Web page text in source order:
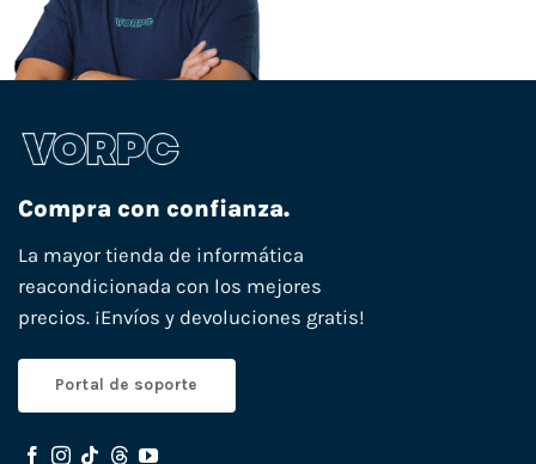
Compra con confianza.
La mayor tienda de informática
reacondicionada con los mejores
precios. ¡Envíos y devoluciones gratis!
Portal de soporte